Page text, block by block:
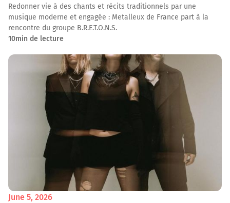
Redonner vie à des chants et récits traditionnels par une
musique moderne et engagée : Metalleux de France part à la
rencontre du groupe B.R.E.T.O.N.S.
10min de lecture
June 5, 2026